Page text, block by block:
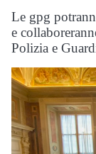
Le gpg
e
Polizia e